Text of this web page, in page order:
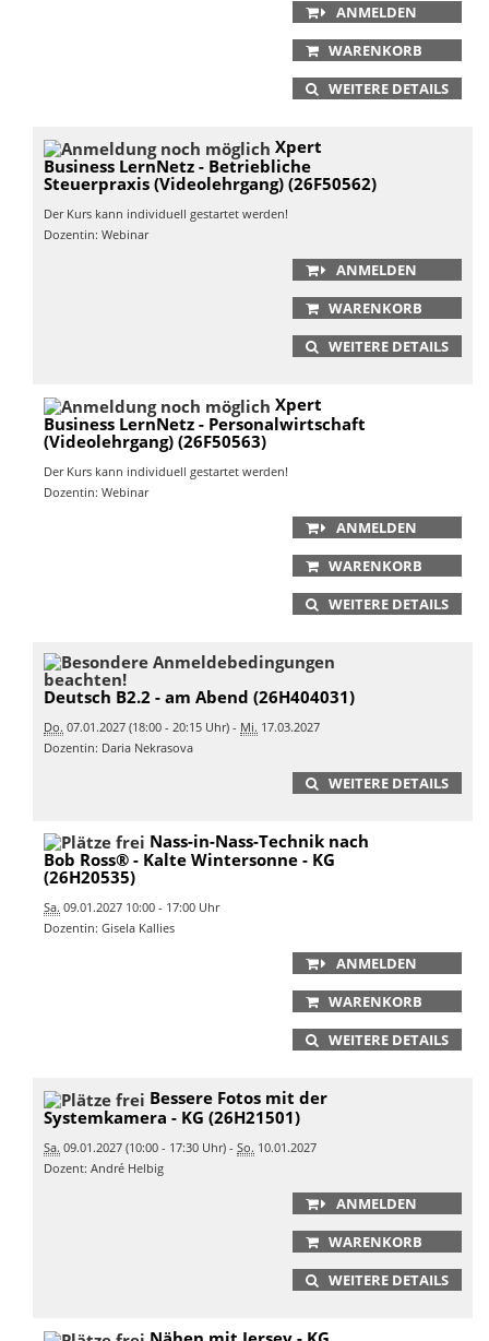
ANMELDEN
WARENKORB
WEITERE DETAILS
Xpert
Business LernNetz - Betriebliche
Steuerpraxis (Videolehrgang) (26F50562)
Der Kurs kann individuell gestartet werden!
Dozentin: Webinar
ANMELDEN
WARENKORB
WEITERE DETAILS
Xpert
Business LernNetz - Personalwirtschaft
(Videolehrgang) (26F50563)
Der Kurs kann individuell gestartet werden!
Dozentin: Webinar
ANMELDEN
WARENKORB
WEITERE DETAILS
Deutsch B2.2 - am Abend (26H404031)
Do. 07.01.2027 (18:00 - 20:15 Uhr) - Mi. 17.03.2027
Dozentin: Daria Nekrasova
WEITERE DETAILS
Nass-in-Nass-Technik nach
Bob Ross® - Kalte Wintersonne - KG
(26H20535)
Sa. 09.01.2027 10:00 - 17:00 Uhr
Dozentin: Gisela Kallies
ANMELDEN
WARENKORB
WEITERE DETAILS
Bessere Fotos mit der
Systemkamera - KG (26H21501)
Sa. 09.01.2027 (10:00 - 17:30 Uhr) - So. 10.01.2027
Dozent: André Helbig
ANMELDEN
WARENKORB
WEITERE DETAILS